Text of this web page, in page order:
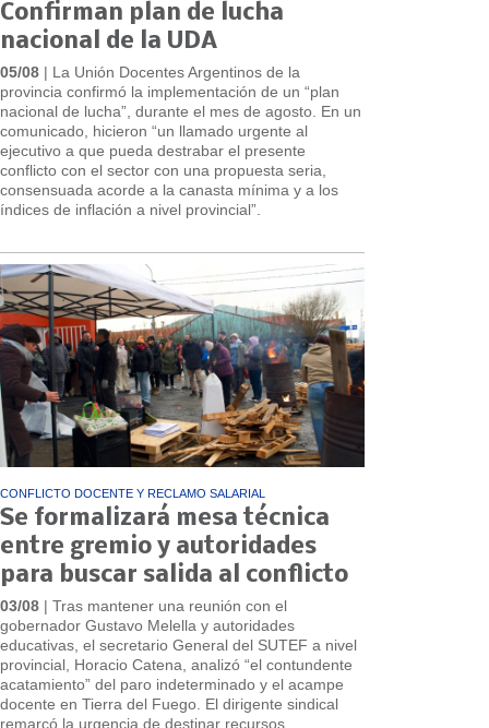
Confirman plan de lucha
nacional de la UDA
05/08 | La Unión Docentes Argentinos de la
provincia confirmó la implementación de un “plan
nacional de lucha”, durante el mes de agosto. En un
comunicado, hicieron “un llamado urgente al
ejecutivo a que pueda destrabar el presente
conflicto con el sector con una propuesta seria,
consensuada acorde a la canasta mínima y a los
índices de inflación a nivel provincial”.
CONFLICTO DOCENTE Y RECLAMO SALARIAL
Se formalizará mesa técnica
entre gremio y autoridades
para buscar salida al conflicto
03/08 | Tras mantener una reunión con el
gobernador Gustavo Melella y autoridades
educativas, el secretario General del SUTEF a nivel
provincial, Horacio Catena, analizó “el contundente
acatamiento” del paro indeterminado y el acampe
docente en Tierra del Fuego. El dirigente sindical
remarcó la urgencia de destinar recursos